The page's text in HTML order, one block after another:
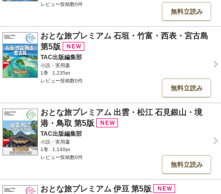
レビュー投稿数0件
無料立読み
おとな旅プレミアム 石垣・竹富・西表・宮古島
第5版
TAC出版編集部
小説・実用書
1巻
1,235pt
レビュー投稿数0件
無料立読み
おとな旅プレミアム 出雲・松江 石見銀山・境
港・鳥取 第5版
TAC出版編集部
小説・実用書
1巻
1,140pt
レビュー投稿数0件
無料立読み
おとな旅プレミアム 伊豆 第5版